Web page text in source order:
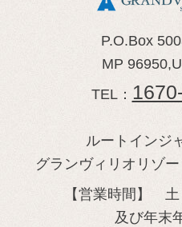
P.O.Box
MP
TEL：
ルートインジ
グランヴィリオリゾ
【営業時間】 土
及び年末